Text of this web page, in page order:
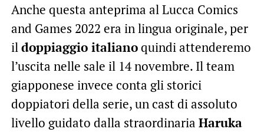
Anche questa anteprima al Lucca Comics
and Games 2022 era in lingua originale, per
ildoppiaggio italianoquindi attenderemo
l’uscita nelle sale il 14 novembre. Il team
giapponese invece conta gli storici
doppiatori della serie, un cast di assoluto
livello guidato dalla straordinaria Haruka